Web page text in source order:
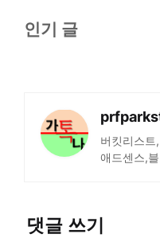
인기 글
버킷리스트
애드센스,
댓글 쓰기